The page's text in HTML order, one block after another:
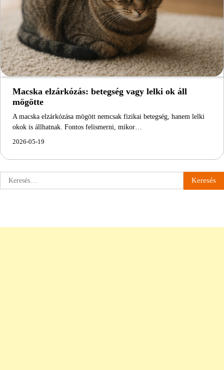
Macska elzárkózás: betegség vagy lelki ok áll
mögötte
A macska elzárkózása mögött nemcsak fizikai betegség, hanem lelki
okok is állhatnak. Fontos felismerni, mikor…
2026-05-19
Keresés: